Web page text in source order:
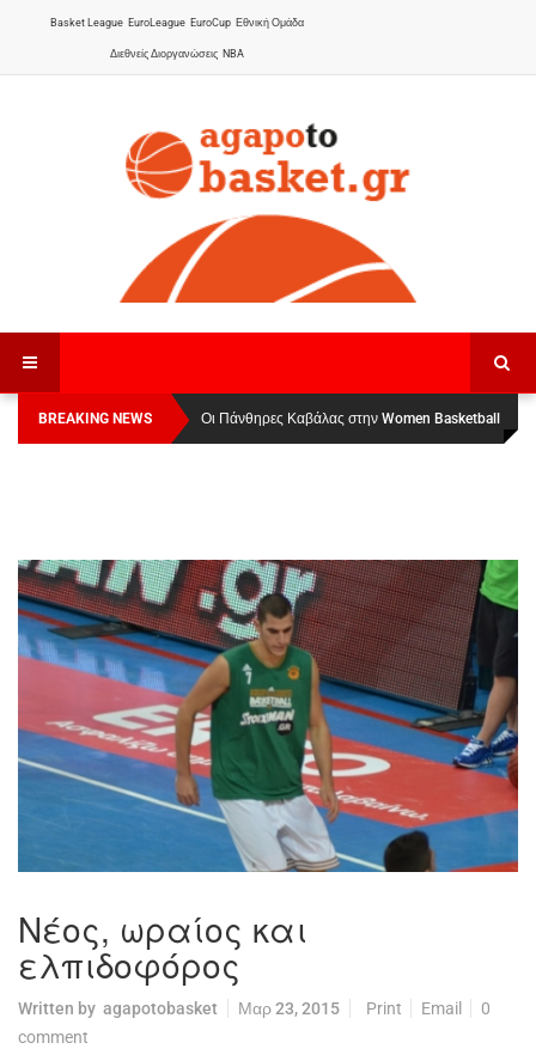
Basket League EuroLeague EuroCup Εθνική Ομάδα
Διεθνείς Διοργανώσεις NBA
BREAKING NEWS
Οι Πάνθηρες Καβάλας στην Women Basketball
League 1
Αναχώρησε για τα Γιάννενα η Εθνική Γυναικών
Νέος, ωραίος και
ελπιδοφόρος
Written by agapotobasket Μαρ 23, 2015 Print Email
0
comment